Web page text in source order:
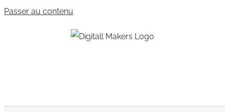
Passer au contenu